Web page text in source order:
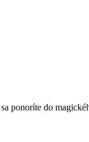
ponoríte do